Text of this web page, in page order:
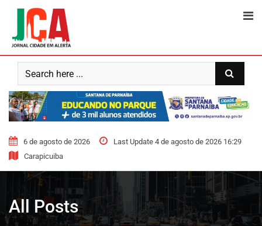
content
6 de agosto de 2026
Last Update 4 de agosto de 2026 16:29
Carapicuiba
All Posts